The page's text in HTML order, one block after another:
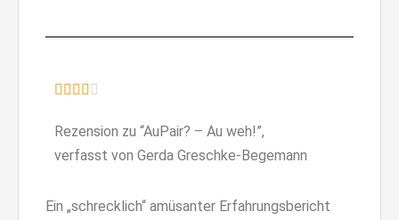
    
Rezension zu “AuPair? – Au weh!”,
verfasst von Gerda Greschke-Begemann
Ein „schrecklich“ amüsanter Erfahrungsbericht